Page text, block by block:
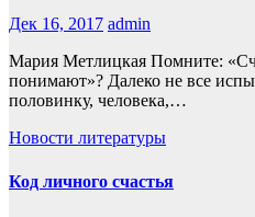
Дек 16, 2017 admin
Мария Метлицкая Помните:
понимают»? Далеко не все
половинку, человека,…
Новости литературы
Код личного счастья